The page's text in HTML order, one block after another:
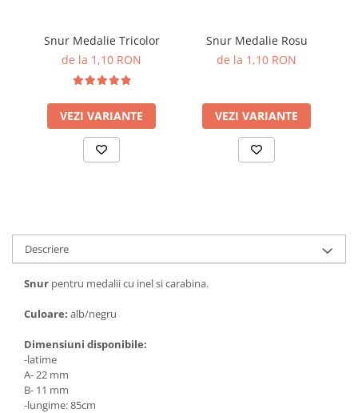
Snur Medalie Tricolor
de la 1,10 RON
VEZI VARIANTE
Snur Medalie Rosu
de la 1,10 RON
VEZI VARIANTE
Descriere
Snur pentru medalii cu inel si carabina.
Culoare: alb/negru
Dimensiuni disponibile:
-latime
A- 22 mm
B- 11 mm
-lungime: 85cm